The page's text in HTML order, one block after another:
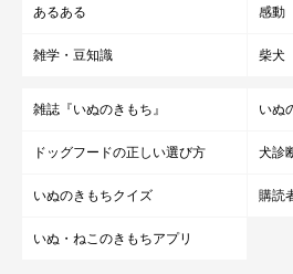
あるある 感動
雑学・豆知識 柴犬
雑誌『いぬのきもち』 いぬ
ドッグフードの正しい選び方 犬診
いぬのきもちクイズ 購読
いぬ・ねこのきもちアプリ